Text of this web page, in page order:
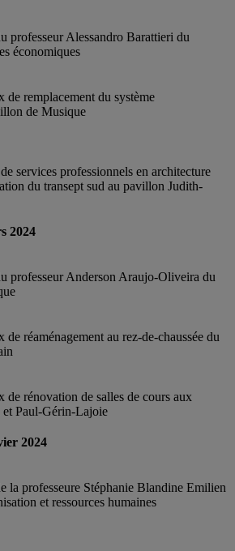
professeur Alessandro Barattieri du
économiques
de remplacement du système
de Musique
services professionnels en architecture
du transept sud au pavillon Judith-
2024
professeur Anderson Araujo-Oliveira du
réaménagement au rez-de-chaussée du
de rénovation de salles de cours aux
Paul-Gérin-Lajoie
2024
la professeure Stéphanie Blandine Emilien
et ressources humaines